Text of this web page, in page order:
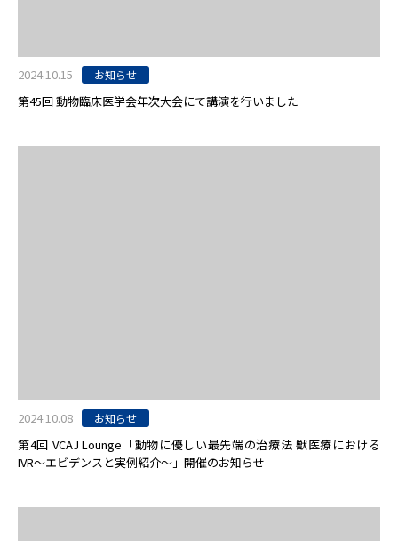
2024.10.15 お知らせ
第45回 動物臨床医学会年次大会にて講演を行いました
2024.10.08 お知らせ
第4回 VCAJ Lounge「動物に優しい最先端の治療法 獣医療における
IVR〜エビデンスと実例紹介〜」開催のお知らせ